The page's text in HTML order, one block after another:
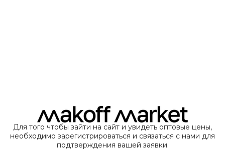
Для того чтобы зайти на сайт и увидеть оптовые цены,
необходимо зарегистрироваться и связаться с нами для
подтверждения вашей заявки.